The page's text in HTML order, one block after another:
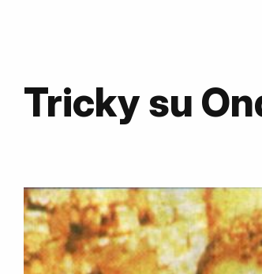
Tricky su